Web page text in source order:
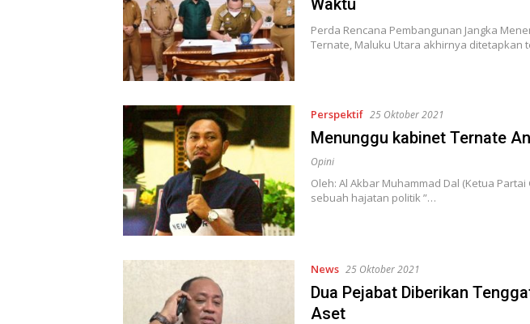
Waktu
Perda Rencana Pembangunan Jangka
Ternate, Maluku Utara akhirnya ditetapkan
Perspektif 25 Oktober 2021
Menunggu kabinet Ternate
Opini
Oleh: Al Akbar Muhammad Dal (Ketua
sebuah hajatan politik ”…
News 25 Oktober 2021
Dua Pejabat Diberikan
Aset